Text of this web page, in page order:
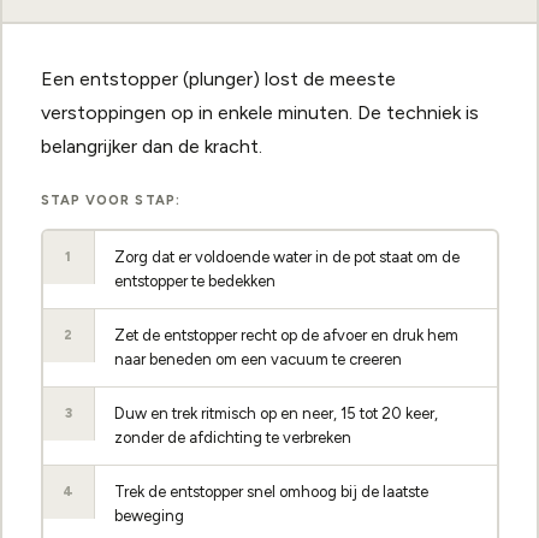
Een entstopper (plunger) lost de meeste
verstoppingen op in enkele minuten. De techniek is
belangrijker dan de kracht.
STAP VOOR STAP:
1
Zorg dat er voldoende water in de pot staat om de
entstopper te bedekken
2
Zet de entstopper recht op de afvoer en druk hem
naar beneden om een vacuum te creeren
3
Duw en trek ritmisch op en neer, 15 tot 20 keer,
zonder de afdichting te verbreken
4
Trek de entstopper snel omhoog bij de laatste
beweging